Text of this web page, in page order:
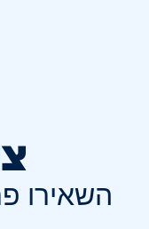
השאירו